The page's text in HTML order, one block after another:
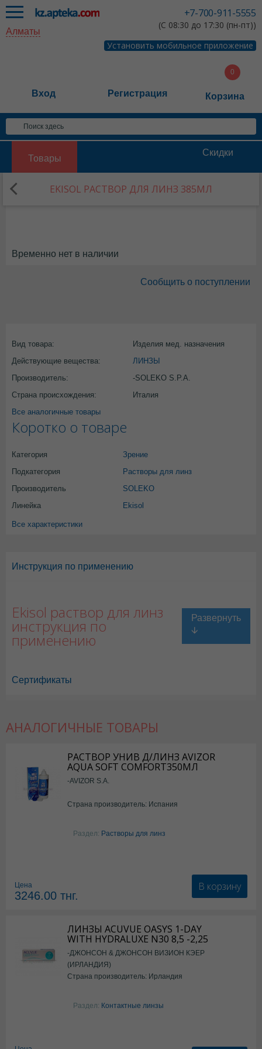
+7-700-911-5555
(С 08:30 до 17:30 (пн-пт))
Установить мобильное приложение
Алматы
Вход Регистрация Корзина
Товары
Скидки
EKISOL РАСТВОР ДЛЯ ЛИНЗ 385МЛ
Временно нет в наличии
Сообщить о поступлении
Вид товара:
Изделия мед. назначения
Действующие вещества:
ЛИНЗЫ
Производитель:
-SOLEKO S.P.A.
Страна происхождения:
Италия
Все аналогичные товары
Коротко о товаре
Категория
Зрение
Подкатегория
Растворы для линз
Производитель
SOLEKO
Линейка
Ekisol
Все характеристики
Инструкция по применению
Ekisol раствор для линз
инструкция по
применению
Сертификаты
АНАЛОГИЧНЫЕ ТОВАРЫ
РАСТВОР УНИВ Д/ЛИНЗ AVIZOR
AQUA SOFT COMFORT350МЛ
-AVIZOR S.A.
Страна производитель: Испания
Раздел: Растворы для линз
Цена
3246.00 тнг.
В корзину
ЛИНЗЫ ACUVUE OASYS 1-DAY
WITH HYDRALUXE N30 8,5 -2,25
-ДЖОНСОН & ДЖОНСОН ВИЗИОН КЭЕР
(ИРЛАНДИЯ)
Страна производитель: Ирландия
Раздел: Контактные линзы